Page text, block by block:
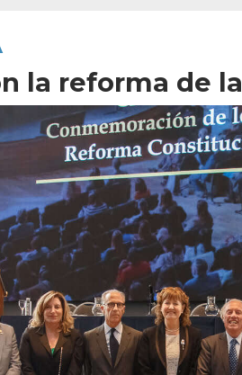
la reforma de